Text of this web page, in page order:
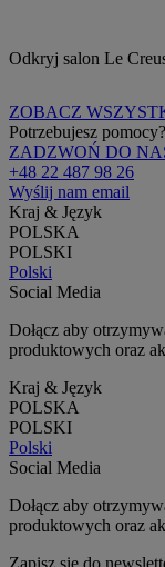
Odkryj salon Le
ZOBACZ
Potrzebujesz
ZADZWOŃ DO
+48 22 487 98 26
Wyślij nam email
Kraj & Język
POLSKA
POLSKI
Polski
Social Media
Dołącz aby
produktowych oraz
Kraj & Język
POLSKA
POLSKI
Polski
Social Media
Dołącz aby
produktowych oraz